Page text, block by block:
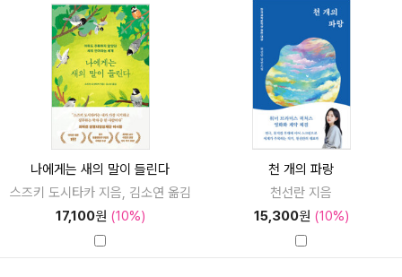
나에게는 새의 말이 들린다
스즈키 도시타카 지음, 김소연 옮김
17,100원 (10%)
천 개의 파랑
천선란 지음
15,300원 (10%)